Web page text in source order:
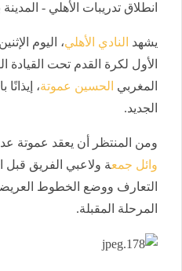
انطلاق تدريبات الأهلي -
يشهد النادي الأهلي، اليوم
الأول لكرة القدم تحت القيادة
المغربي الحسين عموتة،
الجديد.
ومن المنتظر أن يعقد عموتة
وائل جمعة ولاعبي الفريق قبل
التعارف ووضع الخطوط
المرحلة المقبلة.